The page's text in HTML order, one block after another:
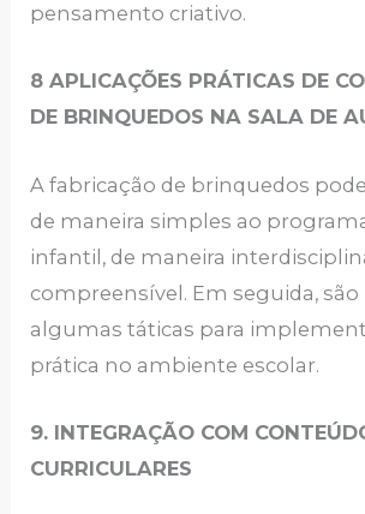
pensamento criativo.
8 APLICAÇÕES PRÁTICAS DE
DE BRINQUEDOS NA SALA DE
A fabricação de brinquedos
de maneira simples ao
infantil, de maneira
compreensível. Em seguida,
algumas táticas para
prática no ambiente escolar.
9. INTEGRAÇÃO COM
CURRICULARES